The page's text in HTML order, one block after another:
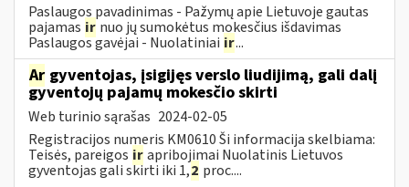
Paslaugos pavadinimas - Pažymų apie Lietuvoje gautas
pajamas ir nuo jų sumokėtus mokesčius išdavimas
Paslaugos gavėjai - Nuolatiniai ir...
Ar gyventojas, įsigijęs verslo liudijimą, gali dalį
gyventojų pajamų mokesčio skirti
Web turinio sąrašas 2024-02-05
Registracijos numeris KM0610 Ši informacija skelbiama:
Teisės, pareigos irapribojimai Nuolatinis Lietuvos
gyventojas gali skirti iki 1,2 proc....